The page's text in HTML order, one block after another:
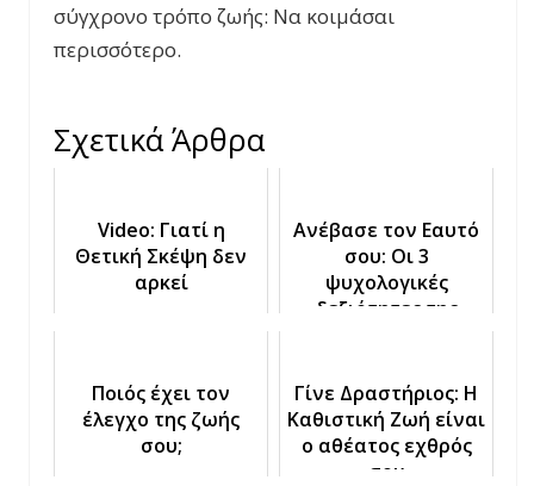
σύγχρονο τρόπο ζωής: Να κοιμάσαι
περισσότερο.
Σχετικά Άρθρα
Video: Γιατί η
Θετική Σκέψη δεν
αρκεί
Ανέβασε τον Εαυτό
σου: Οι 3
ψυχολογικές
δεξιότητες της
Ποιός έχει τον
έλεγχο της ζωής
σου;
Γίνε Δραστήριος: H
Καθιστική Ζωή είναι
ο αθέατος εχθρός
σου